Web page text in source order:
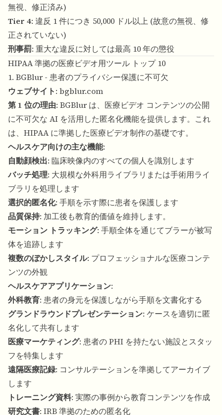
無視、修正済み)
Tier 4: 違反 1 件につき 50,000 ドル以上 (故意の無視、修
正されていない)
刑事罰: 重大な違反に対しては最高 10 年の懲役
HIPAA 準拠の医療ビデオ用ツール トップ 10
1. BGBlur - 患者のプライバシー保護に不可欠
ウェブサイト: bgblur.com
第 1 位の理由: BGBlur は、医療ビデオ コンテンツの公開
に不可欠な AI を活用した匿名化機能を提供します。これ
は、HIPAA に準拠した医療ビデオ制作の基礎です。
ヘルスケア向けの主な機能:
自動顔検出: 臨床映像内のすべての個人を識別します
バッチ処理: 大規模な外科用ライブラリまたは手術用ライ
ブラリを処理します
選択的匿名化: 手順を示す際に患者を保護します
品質保持: 加工後も教育的価値を維持します。
モーション トラッキング: 手順全体を通じてブラーが被写
体を追跡します
複数のぼかしスタイル: プロフェッショナルな医療コンテ
ンツの外観
ヘルスケアアプリケーション:
外科教育: 患者の身元を保護しながら手順を文書化する
グランドラウンドプレゼンテーション: ケースを適切に匿
名化して共有します
医療マーケティング: 患者の PHI を持たない施設とスタッ
フを特集します
遠隔医療記録: コンサルテーションを準拠してアーカイブ
します
トレーニング資料: 実際の事例から教育コンテンツを作成
研究文書: IRB 準拠のための匿名化